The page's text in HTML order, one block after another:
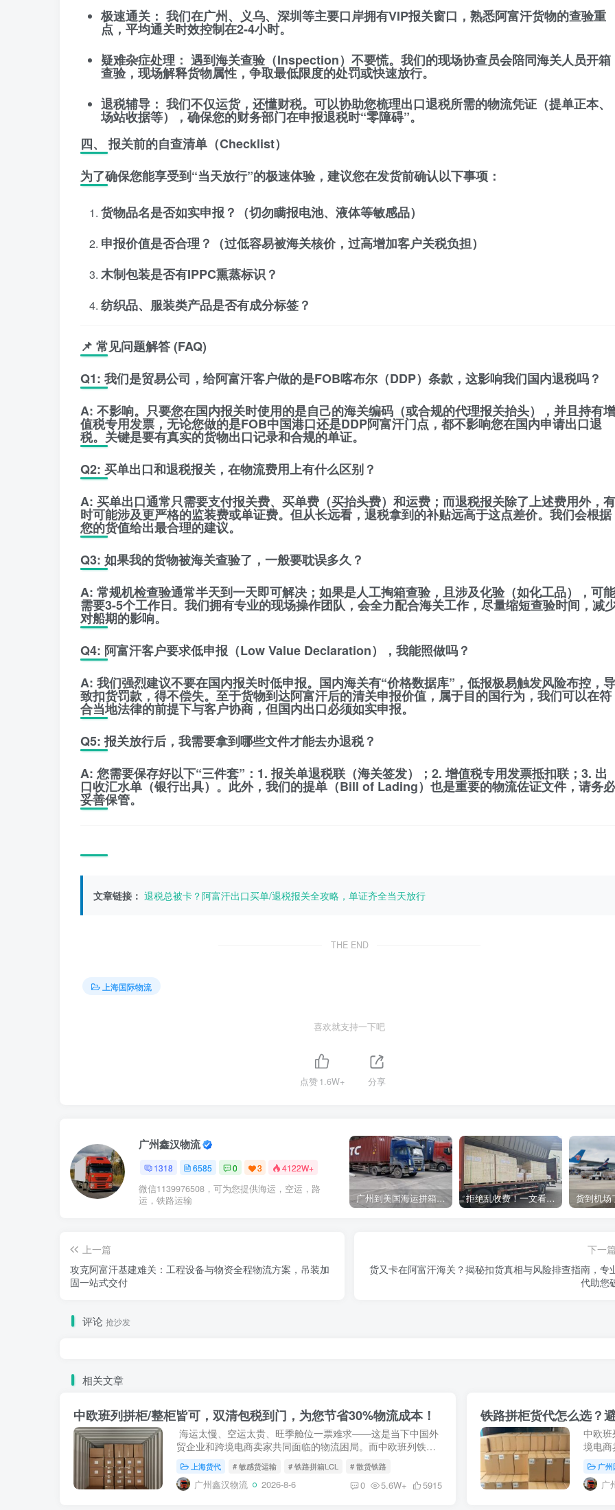
极速通关： 我们在广州、义乌、深圳等主要口岸拥有VIP报关窗口，熟悉阿富汗货物的查验重
点，平均通关时效控制在2-4小时。
疑难杂症处理： 遇到海关查验（Inspection）不要慌。我们的现场协查员会陪同海关人员开箱
查验，现场解释货物属性，争取最低限度的处罚或快速放行。
退税辅导： 我们不仅运货，还懂财税。可以协助您梳理出口退税所需的物流凭证（提单正本、
场站收据等），确保您的财务部门在申报退税时“零障碍”。
四、 报关前的自查清单（Checklist）
为了确保您能享受到“当天放行”的极速体验，建议您在发货前确认以下事项：
货物品名是否如实申报？（切勿瞒报电池、液体等敏感品）
申报价值是否合理？（过低容易被海关核价，过高增加客户关税负担）
木制包装是否有IPPC熏蒸标识？
纺织品、服装类产品是否有成分标签？
📌 常见问题解答 (FAQ)
Q1: 我们是贸易公司，给阿富汗客户做的是FOB喀布尔（DDP）条款，这影响我们国内退税吗？
A: 不影响。只要您在国内报关时使用的是自己的海关编码（或合规的代理报关抬头），并且持有增
值税专用发票，无论您做的是FOB中国港口还是DDP阿富汗门点，都不影响您在国内申请出口退
税。关键是要有真实的货物出口记录和合规的单证。
Q2: 买单出口和退税报关，在物流费用上有什么区别？
A: 买单出口通常只需要支付报关费、买单费（买抬头费）和运费；而退税报关除了上述费用外，有
时可能涉及更严格的监装费或单证费。但从长远看，退税拿到的补贴远高于这点差价。我们会根据
您的货值给出最合理的建议。
Q3: 如果我的货物被海关查验了，一般要耽误多久？
A: 常规机检查验通常半天到一天即可解决；如果是人工掏箱查验，且涉及化验（如化工品），可能
需要3-5个工作日。我们拥有专业的现场操作团队，会全力配合海关工作，尽量缩短查验时间，减
对船期的影响。
Q4: 阿富汗客户要求低申报（Low Value Declaration），我能照做吗？
A: 我们强烈建议不要在国内报关时低申报。国内海关有“价格数据库”，低报极易触发风险布控，导
致扣货罚款，得不偿失。至于货物到达阿富汗后的清关申报价值，属于目的国行为，我们可以在符
合当地法律的前提下与客户协商，但国内出口必须如实申报。
Q5: 报关放行后，我需要拿到哪些文件才能去办退税？
A: 您需要保存好以下“三件套”：1. 报关单退税联（海关签发）；2. 增值税专用发票抵扣联；3. 出
口收汇水单（银行出具）。此外，我们的提单（Bill of Lading）也是重要的物流佐证文件，请务必
妥善保管。
文章链接： 退税总被卡？阿富汗出口买单/退税报关全攻略，单证齐全当天放行
THE END
上海国际物流
喜欢就支持一下吧
点赞1.6W+ 分享
广州鑫汉物流
1318 6585 0 3 4122W+
微信1139976508，可为您提供海运，空运，路
运，铁路运输
广州到美国海运拼箱多少钱？2024年最新运费构成+隐藏费用避坑指南 拒绝乱收费！一文看懂中国货代计费套路，教你避开所有隐形坑
上一篇
攻克阿富汗基建难关：工程设备与物资全程物流方案，吊装加
固一站式交付
下一
货又卡在阿富汗海关？揭秘扣货真相与风险排查指南，专
代助您
评论 抢沙发
相关文章
中欧班列拼柜/整柜皆可，双清包税到门，为您节省30%物流成本！
海运太慢、空运太贵、旺季舱位一票难求——这是当下中国外
贸企业和跨境电商卖家共同面临的物流困局。而中欧班列铁路
到上百方的货物提...
上海货代 # 敏感货运输 # 铁路拼箱LCL # 散货铁路
广州鑫汉物流 2026-8-6 0 5.6W+ 5915
铁路拼柜货代怎么选？
中欧班
境电
都有
广
广